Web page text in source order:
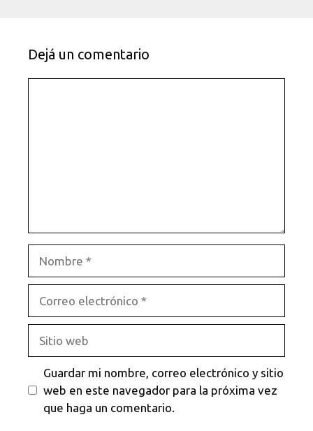
Dejá un comentario
electrónico
web
Guardar mi nombre, correo electrónico y sitio
web en este navegador para la próxima vez
que haga un comentario.